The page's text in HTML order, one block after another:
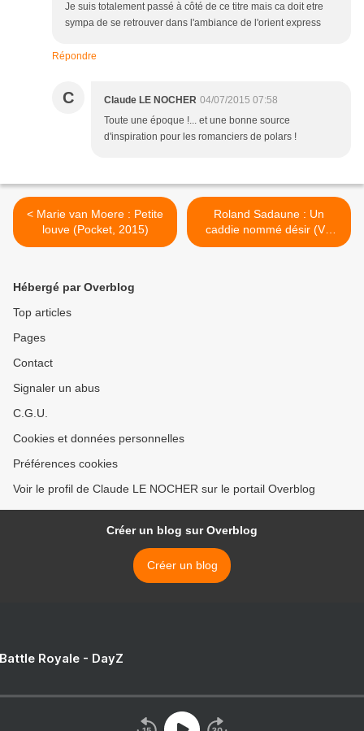
Je suis totalement passé à côté de ce titre mais ca doit etre
sympa de se retrouver dans l'ambiance de l'orient express
Répondre
C Claude LE NOCHER 04/07/2015 07:58
Toute une époque !... et une bonne source
d'inspiration pour les romanciers de polars !
< Marie van Moere : Petite
louve (Pocket, 2015)
Roland Sadaune : Un
caddie nommé désir (Val
d'Oise Éditions, 2015) >
Hébergé par Overblog
Top articles
Pages
Contact
Signaler un abus
C.G.U.
Cookies et données personnelles
Préférences cookies
Voir le profil de Claude LE NOCHER sur le portail Overblog
Créer un blog sur Overblog
Créer un blog
Royale - DayZ